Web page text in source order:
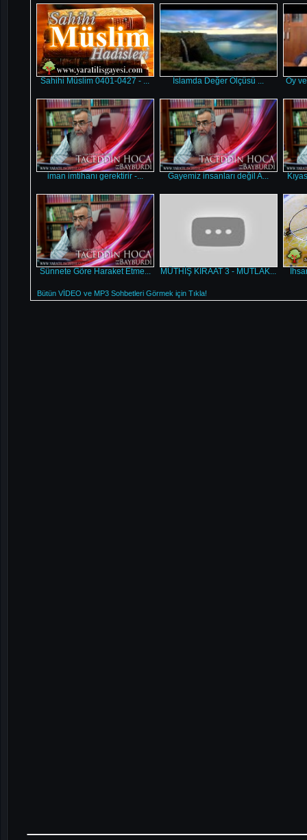
Sahihi Müslim 0401-0427 - ... İslamda Değer Ölçüsü ... Oy
iman imtihanı gerektirir -... Gayemiz insanları değil A...
Sünnete Göre Haraket Etme... MÜTHİŞ KIRAAT 3 - MUTLAK...
Bütün VİDEO ve MP3 Sohbetleri Görmek için Tıkla!